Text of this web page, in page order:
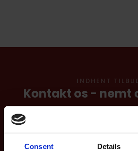
Consent Details
INDHENT
Kontakt os - nemt
Hvis du har spørgsmål til vores services,
er du altid velkommen til at kontakte os